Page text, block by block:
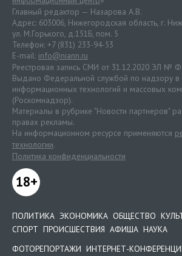
Главный редактор — Назарова А.В.
Адрес: 603006, Нижегородская область, г.
ул. М.Горького, д.151Б, пом. 5
Телефон: +7 (831) 233-94-53
E-mail: info@niann.ru
Реестровая запись СМИ от 31.12.2020 ЭЛ №
Выдано Федеральной службой по надзору в
информационных технологий и массовых
(Роскомнадзор).
Материалы в рубрике "Новости партнеров"
правах рекламы.
На информационном ресурсе применяются
технологии.
Политика конфиденциальности
18+
ПОЛИТИКА ЭКОНОМИКА ОБЩЕСТВО
СПОРТ ПРОИСШЕСТВИЯ АФИША НАУКА
ФОТОРЕПОРТАЖИ ИНТЕРНЕТ-